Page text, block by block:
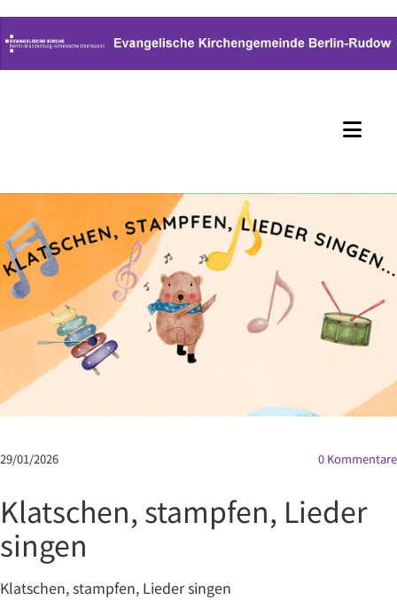
29/01/2026 0 Kommentare
Klatschen, stampfen, Lieder
singen
Klatschen, stampfen, Lieder singen